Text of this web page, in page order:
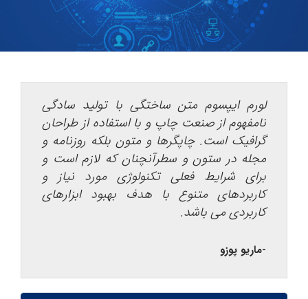
لورم ایپسوم متن ساختگی با تولید سادگی
نامفهوم از صنعت چاپ و با استفاده از طراحان
گرافیک است. چاپگرها و متون بلکه روزنامه و
مجله در ستون و سطرآنچنان که لازم است و
برای شرایط فعلی تکنولوژی مورد نیاز و
کاربردهای متنوع با هدف بهبود ابزارهای
کاربردی می باشد.
-ماریو پوزو